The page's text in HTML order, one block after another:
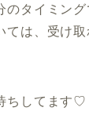
のタイミン
ては、受け
ちしてます♡